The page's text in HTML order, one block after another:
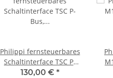
Philippi fernsteuerbares
Schaltinterface TSC P-
Bus, 083020000
130,00 € *